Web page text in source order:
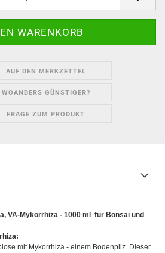
AUF DEN MERKZETTEL
WOANDERS GÜNSTIGER?
FRAGE ZUM PRODUKT
VA-Mykorrhiza - 1000 ml für Bonsai und
mit Mykorrhiza - einem Bodenpilz. Dieser